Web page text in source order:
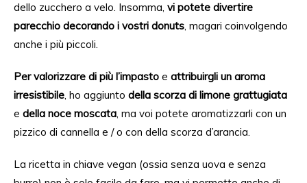
dello zucchero a velo. Insomma, vi potete divertire
parecchio decorando i vostri donuts, magari coinvolgendo
anche i più piccoli.
Per valorizzare di più l’impasto e attribuirgli un aroma
irresistibile, ho aggiunto della scorza di limone grattugiata
e della noce moscata, ma voi potete aromatizzarli con un
pizzico di cannella e / o con della scorza d’arancia.
La ricetta in chiave vegan (ossia senza uova e senza